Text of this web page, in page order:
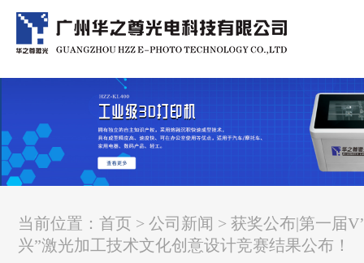
当前位置：首页 >公司新闻 > 获奖公布|第一届
兴”激光加工技术文化创意设计竞赛结果公布！